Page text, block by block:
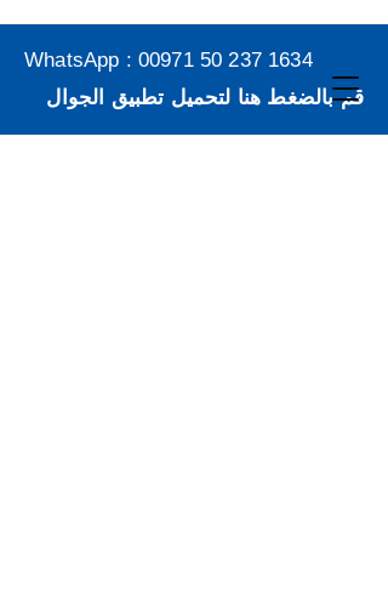
WhatsApp : 00971 50 237 1634
قم بالضغط هنا لتحميل تطبيق الجوال